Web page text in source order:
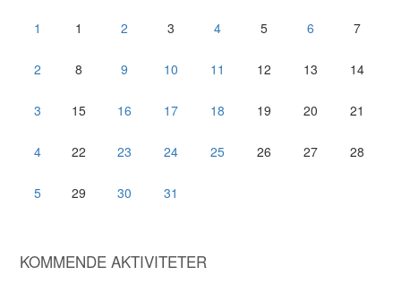
1 1 2 3 4 5 6 7
2 8 9 10 11 12 13 14
3 15 16 17 18 19 20 21
4 22 23 24 25 26 27 28
5 29 30 31
KOMMENDE AKTIVITETER